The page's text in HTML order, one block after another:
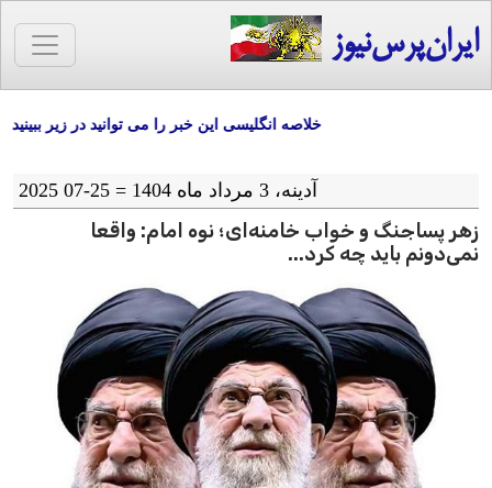
ایران‌پرس‌نیوز
خلاصه انگلیسی این خبر را می توانید در زیر ببینید
آدينه، 3 مرداد ماه 1404 = 25-07 2025
زهر پساجنگ و خواب خامنه‌ای؛ نوه امام: واقعا
نمی‌دونم باید چه کرد...